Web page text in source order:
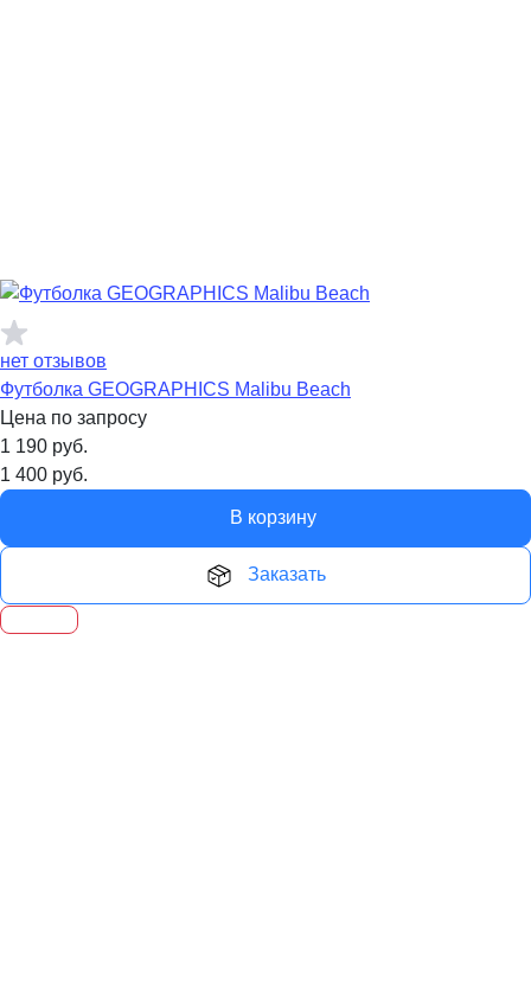
нет отзывов
Футболка GEOGRAPHICS Malibu Beach
Цена по запросу
1 190 руб.
1 400 руб.
В корзину
Заказать